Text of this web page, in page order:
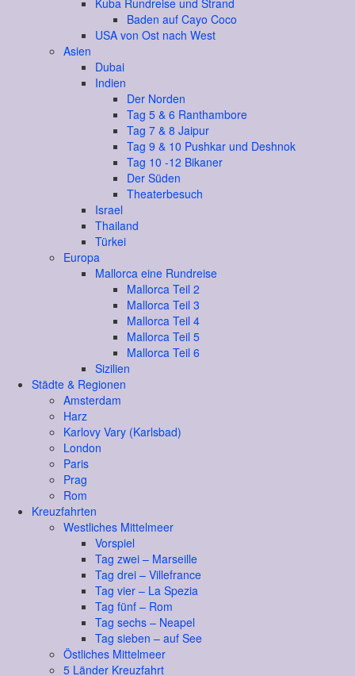
Kuba Rundreise und Strand
Baden auf Cayo Coco
USA von Ost nach West
Asien
Dubai
Indien
Der Norden
Tag 5 & 6 Ranthambore
Tag 7 & 8 Jaipur
Tag 9 & 10 Pushkar und Deshnok
Tag 10 -12 Bikaner
Der Süden
Theaterbesuch
Israel
Thailand
Türkei
Europa
Mallorca eine Rundreise
Mallorca Teil 2
Mallorca Teil 3
Mallorca Teil 4
Mallorca Teil 5
Mallorca Teil 6
Sizilien
Städte & Regionen
Amsterdam
Harz
Karlovy Vary (Karlsbad)
London
Paris
Prag
Rom
Kreuzfahrten
Westliches Mittelmeer
Vorspiel
Tag zwei – Marseille
Tag drei – Villefrance
Tag vier – La Spezia
Tag fünf – Rom
Tag sechs – Neapel
Tag sieben – auf See
Östliches Mittelmeer
5 Länder Kreuzfahrt